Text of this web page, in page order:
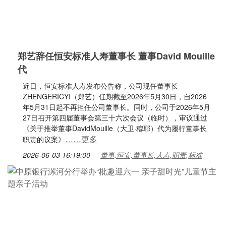
郑艺辞任恒安标准人寿董事长 董事David Mouille
代
近日，恒安标准人寿发布公告称，公司现任董事长
ZHENGERICYI（郑艺）任期截至2026年5月30日，自2026
年5月31日起不再担任公司董事长。同时，公司于2026年5月
27日召开第四届董事会第三十六次会议（临时），审议通过
《关于推举董事DavidMouille（大卫·穆耶）代为履行董事长
职责的议案》 ……更多
2026-06-03 16:19:00 董事,恒安,董事长,人寿,职责,标准